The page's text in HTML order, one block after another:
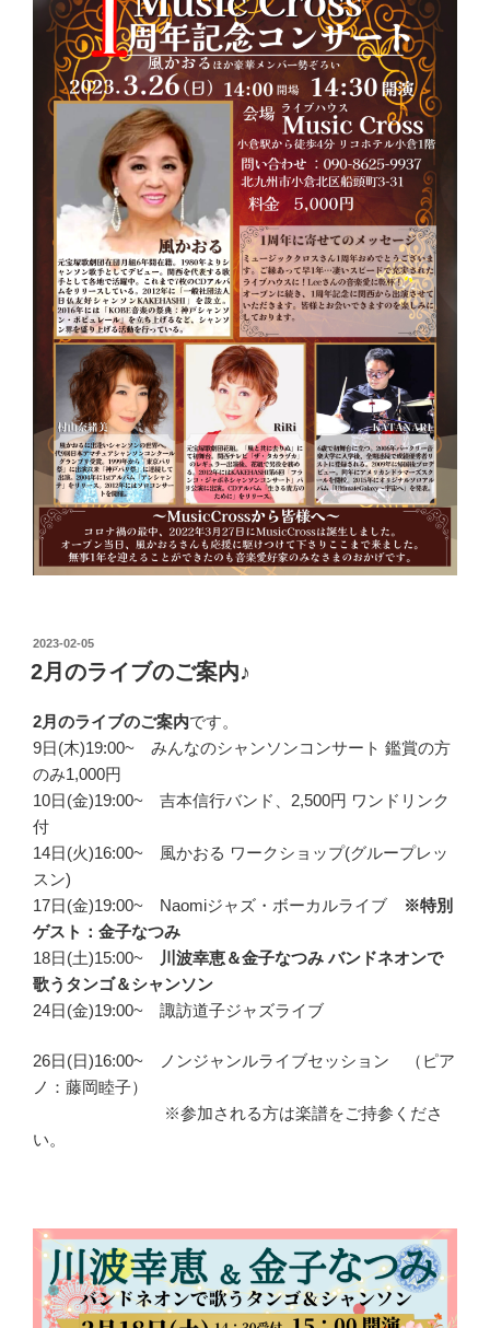
投
稿
日:
2023-02-05
2月のライブのご案内♪
2月のライブのご案内です。
9日(木)19:00~ みんなのシャンソンコンサート 鑑賞の方
のみ1,000円
10日(金)19:00~ 吉本信行バンド、2,500円 ワンドリンク
付
14日(火)16:00~ 風かおる ワークショップ(グループレッ
スン)
17日(金)19:00~ Naomiジャズ・ボーカルライブ
※特別
ゲスト：金子なつみ
18日(土)15:00~
川波幸恵＆金子なつみ バンドネオンで
歌うタンゴ＆シャンソン
24日(金)19:00~ 諏訪道子ジャズライブ
26日(日)16:00~ ノンジャンルライブセッション （ピア
ノ：藤岡睦子）
※参加される方は楽譜をご持参くださ
い。